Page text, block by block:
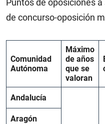
Puntos de oposiciones
de concurso-oposición
Comunidad
Autónoma
Máximo
de años
que se
valoran
Andalucía
Aragón